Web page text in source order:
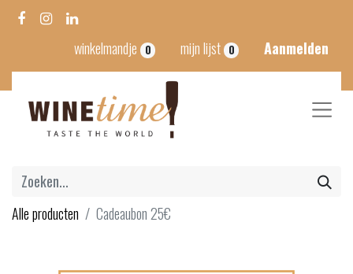
winkelmandje 0 mijn lijst 0 Aanmelden
Alle producten Cadeaubon 25€